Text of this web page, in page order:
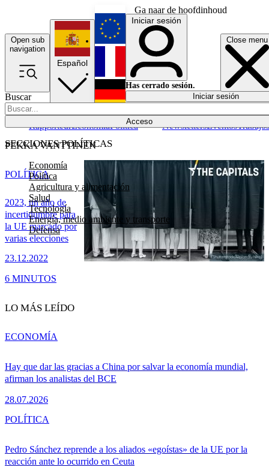
Ga naar de hoofdinhoud
Open sub
navigation
Close menu
Buscar
Acceso
SECCIONES POLÍTICAS
Economía
Política
Agricultura y alimentación
Salud
Tecnología
Energía, medio ambiente y transporte
Defensa
RapporteurEconomíaPolítica NewslettersEventosTrabajos
Español
English
Français
Iniciar sesión
Has cerrado sesión.
Iniciar sesión
PEKKA VANTTINEN
2023, un año de
incertidumbre para
la UE marcado por
varias elecciones
23.12.2022
POLÍTICA
6 MINUTOS
LO MÁS LEÍDO
Hay que dar las gracias a China por salvar la economía mundial,
afirman los analistas del BCE
28.07.2026
ECONOMÍA
Pedro Sánchez reprende a los aliados «egoístas» de la UE por la
reacción ante lo ocurrido en Ceuta
POLÍTICA